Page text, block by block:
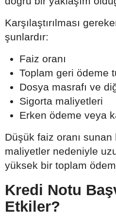
Karşılaştırılması
şunlardır:
Faiz oranı
Toplam geri ödeme
Dosya masrafı ve
Sigorta maliyetleri
Erken ödeme veya
Düşük faiz oranı
maliyetler nedeniyle
yüksek bir toplam
Kredi Notu
Etkiler?